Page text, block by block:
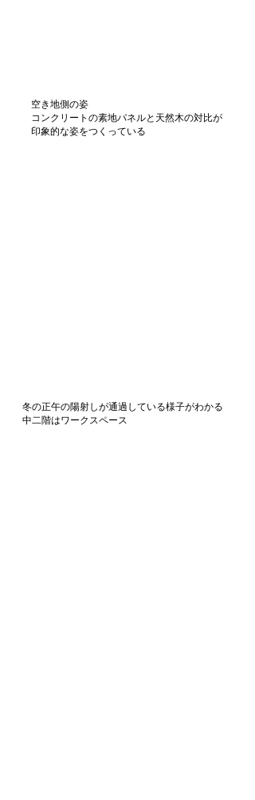
空き地側の姿​​
​コンクリートの素地パネルと天然木の対比が
印象的な姿をつくっている
冬の正午の陽射しが通過している様子がわかる
​中二階はワークスペース